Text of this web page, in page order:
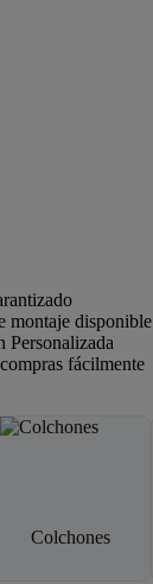
montaje disponible
Personalizada
fácilmente
Colchones